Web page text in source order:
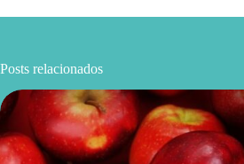
Posts relacionados